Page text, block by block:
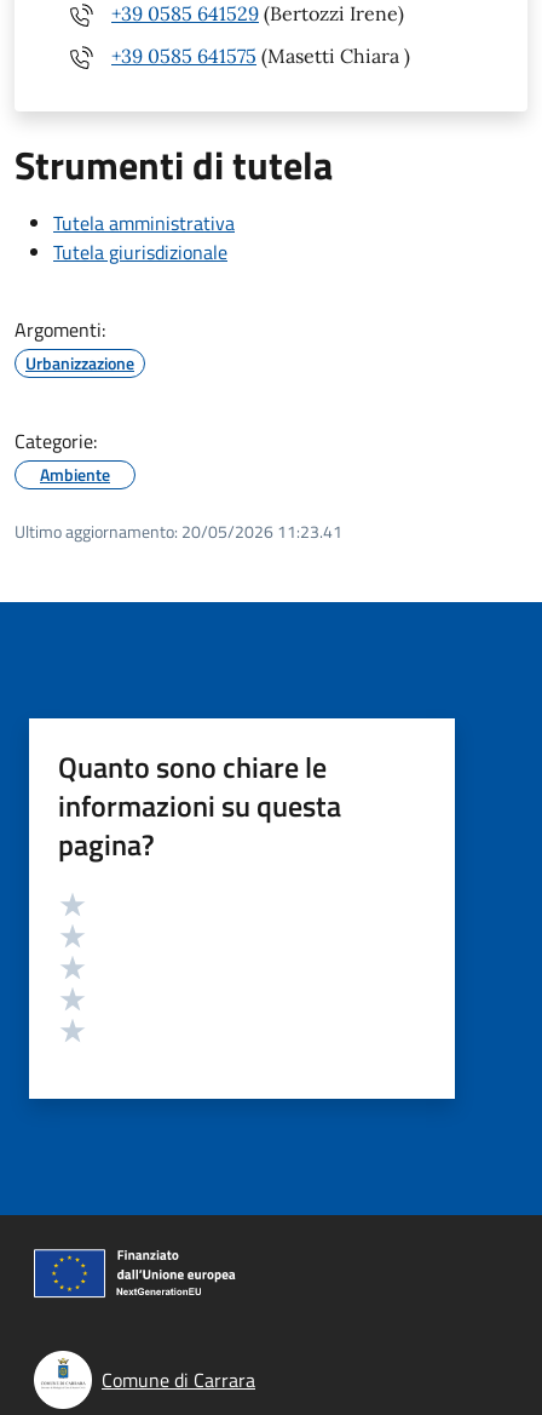
+39 0585 641529 (Bertozzi Irene)
+39 0585 641575 (Masetti Chiara )
Strumenti di tutela
Tutela amministrativa
Tutela giurisdizionale
Argomenti:
Urbanizzazione
Categorie:
Ambiente
Ultimo aggiornamento: 20/05/2026 11:23.41
Quanto sono chiare le
informazioni su questa
pagina?
Valutazione
Comune di Carrara